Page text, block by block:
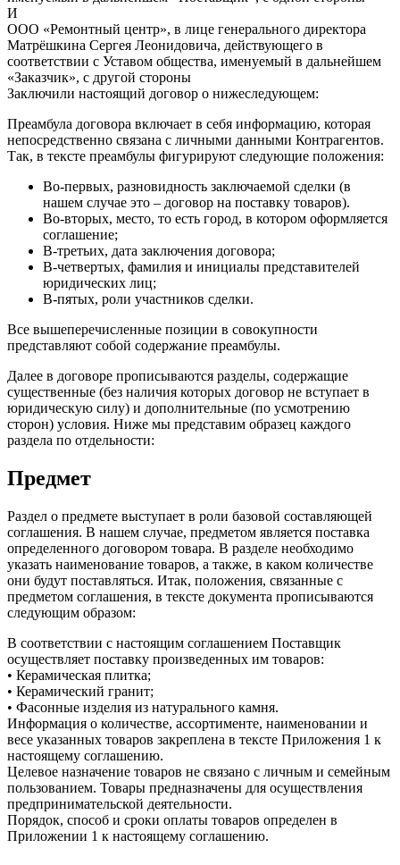
И
ООО «Ремонтный центр», в лице генерального директора
Матрёшкина Сергея Леонидовича, действующего в
соответствии с Уставом общества, именуемый в дальнейшем
«Заказчик», с другой стороны
Заключили настоящий договор о нижеследующем:
Преамбула договора включает в себя информацию, которая
непосредственно связана с личными данными Контрагентов.
Так, в тексте преамбулы фигурируют следующие положения:
Во-первых, разновидность заключаемой сделки (в
нашем случае это – договор на поставку товаров).
Во-вторых, место, то есть город, в котором оформляется
соглашение;
В-третьих, дата заключения договора;
В-четвертых, фамилия и инициалы представителей
юридических лиц;
В-пятых, роли участников сделки.
Все вышеперечисленные позиции в совокупности
представляют собой содержание преамбулы.
Далее в договоре прописываются разделы, содержащие
существенные (без наличия которых договор не вступает в
юридическую силу) и дополнительные (по усмотрению
сторон) условия. Ниже мы представим образец каждого
раздела по отдельности:
Предмет
Раздел о предмете выступает в роли базовой составляющей
соглашения. В нашем случае, предметом является поставка
определенного договором товара. В разделе необходимо
указать наименование товаров, а также, в каком количестве
они будут поставляться. Итак, положения, связанные с
предметом соглашения, в тексте документа прописываются
следующим образом:
В соответствии с настоящим соглашением Поставщик
осуществляет поставку произведенных им товаров:
• Керамическая плитка;
• Керамический гранит;
• Фасонные изделия из натурального камня.
Информация о количестве, ассортименте, наименовании и
весе указанных товаров закреплена в тексте Приложения 1 к
настоящему соглашению.
Целевое назначение товаров не связано с личным и семейным
пользованием. Товары предназначены для осуществления
предпринимательской деятельности.
Порядок, способ и сроки оплаты товаров определен в
Приложении 1 к настоящему соглашению.